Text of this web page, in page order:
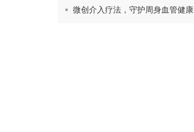
微创介入疗法，守护周身血管健康